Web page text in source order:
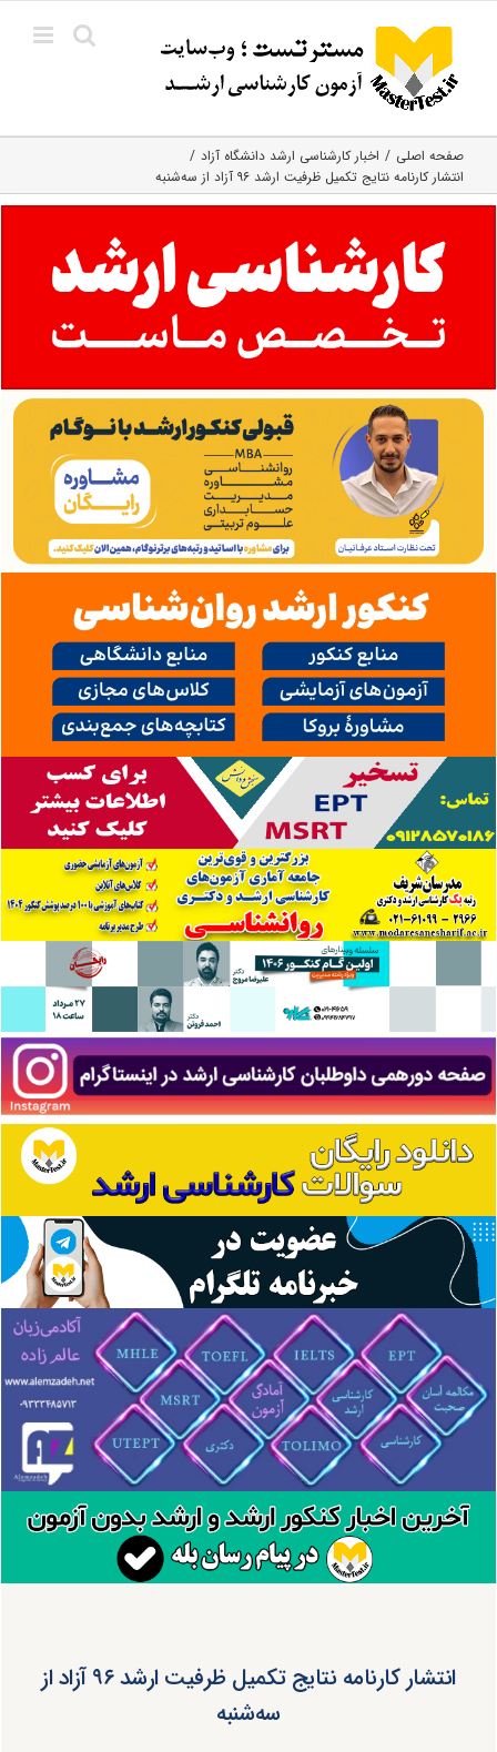
content
صفحه اصلی
اخبار کارشناسی ارشد دانشگاه آزاد
انتشار کارنامه نتایج تکمیل ظرفیت ارشد ۹۶ آزاد از سه‌شنبه
انتشار کارنامه نتایج تکمیل ظرفیت ارشد ۹۶ آزاد از
سه‌شنبه